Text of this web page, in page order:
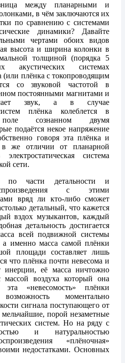
между планарными и
в чём заключаются их
по сравнению с системами
динамики? Давайте
чертами обоих видов
высота и ширина колонки в
толщиной (порядка 5
системах
(или плёнка с токопроводящим
со звуковой частотой в
постоянными магнитами и
звук, а в случае
плёнка колеблется в
поле сознанном двумя
подаётся некое напряжение
говоря эта плёнка и
в же отличии от планарной
система
сети.
части детальности и
с этими
вряд ли кто-либо сможет
детальный, что кажется
вздох музыкантов, каждый
детальность достигается
всей подвижной системы
а именно масса самой плёнки
площади составляет лишь
что плёнка почти невесома и
инерции, её масса ничтожно
воздуха который она
«невесомость» плёнки
моментально
сигнала поступающего от
порой незаметные
систем. Но на ряду с
и натуральностью
«плёночная»
недостатками. Основных